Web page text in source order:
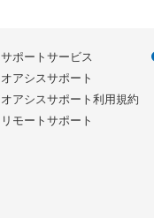
サポートサービス
オアシスサポート
オアシスサポート利用規約
リモートサポート